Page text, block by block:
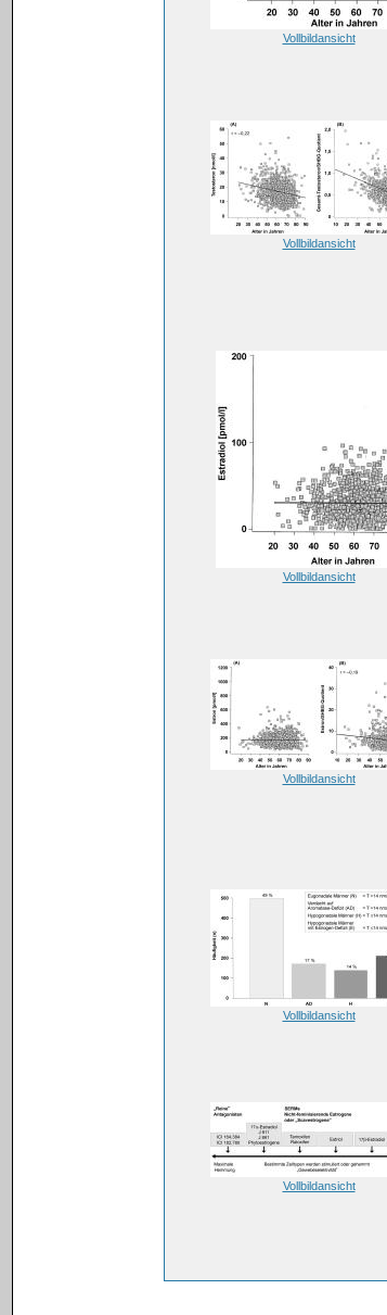
Vollbildansicht
Vollbildansicht
Vollbildansicht
Vollbildansicht
Vollbildansicht
Vollbildansicht